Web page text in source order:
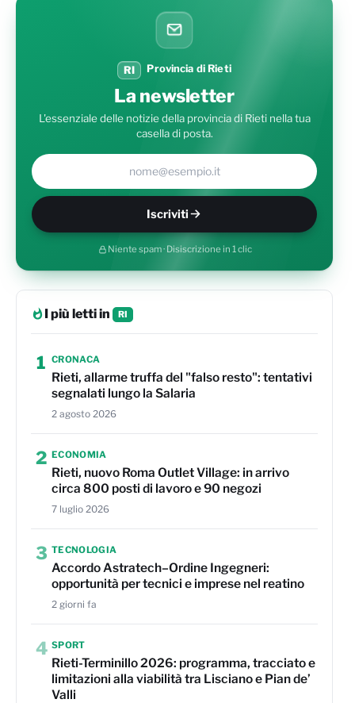
RI Provincia di Rieti
La newsletter
L'essenziale delle notizie della provincia di Rieti nella tua
casella di posta.
Il tuo indirizzo e-mail
Iscriviti
Niente spam · Disiscrizione in 1 clic
I più letti in RI
1 CRONACA
Rieti, allarme truffa del "falso resto": tentativi
segnalati lungo la Salaria
2 agosto 2026
2 ECONOMIA
Rieti, nuovo Roma Outlet Village: in arrivo
circa 800 posti di lavoro e 90 negozi
7 luglio 2026
3 TECNOLOGIA
Accordo Astratech–Ordine Ingegneri:
opportunità per tecnici e imprese nel reatino
2 giorni fa
4 SPORT
Rieti-Terminillo 2026: programma, tracciato e
limitazioni alla viabilità tra Lisciano e Pian de’
Valli